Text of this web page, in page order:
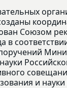
Союзом
в
и науки